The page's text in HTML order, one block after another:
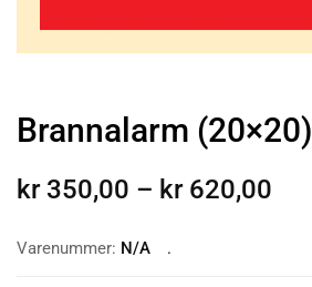
Brannalarm (20×20)
kr350,00 – kr620,00
Varenummer: N/A